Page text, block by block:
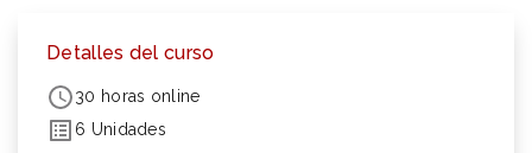
Detalles del curso
30 horas online
6 Unidades